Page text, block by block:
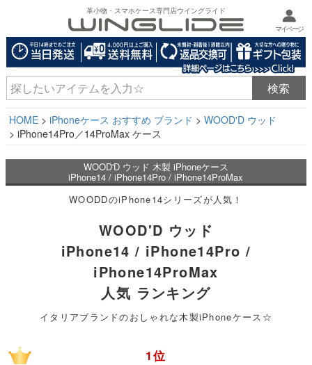
革小物・スマホケース専門店ウイングライド
マイページ
HOME iPhoneケース おすすめ ブランド
WOOD'D ウッド
iPhone14Pro／14ProMax ケース
WOOD'D ウッド 木製 iPhoneケース
iPhone14 / iPhone14Pro / iPhone14ProMax
WOODDのiPhone14シリーズが人気！
WOOD'D ウッド
iPhone14 / iPhone14Pro /
iPhone14ProMax
人気 ランキング
イタリアブランドのおしゃれな木製iPhoneケース☆
1位